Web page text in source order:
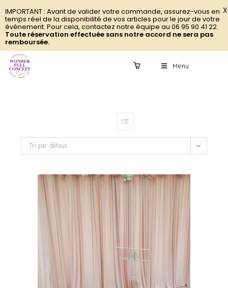
Menu
Tri par défaut
IMPORTANT : Avant de valider votre commande, assurez-vous en
temps réel de la disponibilité de vos articles pour le jour de votre
évènement. Pour cela, contactez notre équipe au 06 95 90 41 22.
Toute réservation effectuée sans notre accord ne sera pas
remboursée.
X